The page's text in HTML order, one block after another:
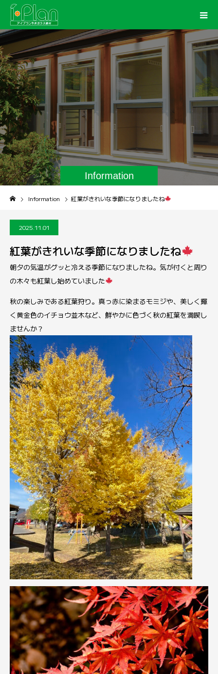
Information
Information 紅葉がきれいな季節になりましたね
2025.11.01
紅葉がきれいな季節になりましたね
朝夕の気温がグッと冷える季節になりましたね。気が付くと周り
の木々も紅葉し始めていました
秋の楽しみである紅葉狩り。真っ赤に染まるモミジや、美しく輝
く黄金色のイチョウ並木など、鮮やかに色づく秋の紅葉を満喫し
ませんか？